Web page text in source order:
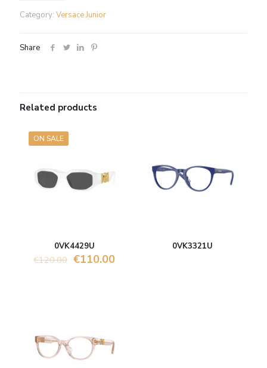
Category: Versace Junior
Share
Related products
ON SALE
0VK4429U
€120.00 €110.00
0VK3321U